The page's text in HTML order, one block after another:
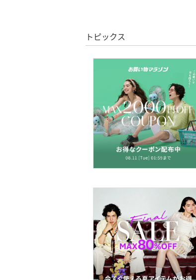
ヘアアクセサリー
マタニティウェア・ベビ
着物・浴衣・和装小物
スキンケア
ベースメイク
19 19.5
22.5
23 23.5
24 24.5
25.5
26 26.5
27 27.5
29 29.5
30 30.5
31 フリー
クリア 絞り込み
トピックス